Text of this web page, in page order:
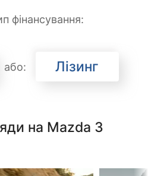
фінансування:
або: Лізинг
на Mazda 3